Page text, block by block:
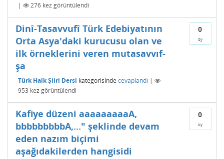
|
276 kez görüntülendi
0
oy
Dinî-Tasavvufî Türk Edebiyatının
Orta Asya'daki kurucusu olan ve
ilk örneklerini veren mutasavvıf-
şa
Türk Halk Şiiri Dersi kategorisinde cevaplandı |
953 kez görüntülendi
0
oy
Kafiye düzeni aaaaaaaaaA,
bbbbbbbbbA,..." şeklinde devam
eden nazım biçimi
aşağıdakilerden hangisidi